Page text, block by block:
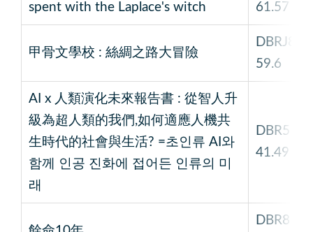
spent with the Laplace's witch
61.57
甲骨文學校 : 絲綢之路大冒險
DBRJ8
59.6
AI x 人類演化未來報告書 : 從智人升
級為超人類的我們,如何適應人機共
生時代的社會與生活? =초인류 AI와
함께 인공 진화에 접어든 인류의 미
래
DBR5
41.49
DBR8